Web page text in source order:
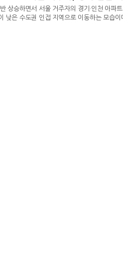
상승하면서 서울 거주자의 경기·인천 아파
낮은 수도권 인접 지역으로 이동하는 모습